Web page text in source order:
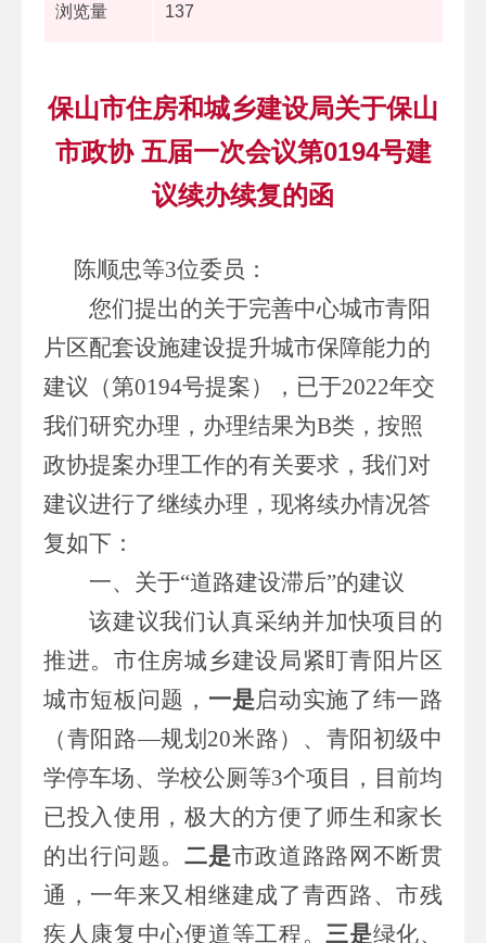
浏览量 137
保山市住房和城乡建设局关于保山
市政协 五届一次会议第0194号建
议续办续复的函
陈顺忠等3位委员 ：
您们提出的关于完善中心城市青阳
片区配套设施建设提升城市保障能力的
建议（第0194号提案）， 已于2022年交
我们研究办理， 办理结果为B类，按照
政协提案办理工作的有关要求，我们对
建议进行了继续办理， 现将续办情况答
复如下：
一、关于“道路建设滞后”的建议
该建议我们认真采纳并加快项目的
推进。市住房城乡建设局紧盯青阳片区
城市短板问题， 一是启动实施了纬一路
（青阳路—规划 20米路）、青阳初级中
学停车场、学校公厕等3个项目，目前均
已投入使用，极大的方便了师生和家长
的出行问题。二是市政道路路网不断贯
通，一年来又相继建成了青西路、市残
疾人康复中心便道等工程。三是绿化、